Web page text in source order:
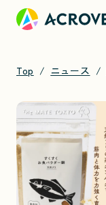
Top ニュース